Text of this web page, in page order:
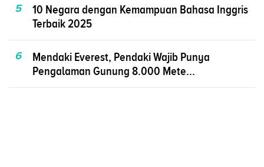
5
10 Negara dengan Kemampuan Bahasa Inggris
Terbaik 2025
6
Mendaki Everest, Pendaki Wajib Punya
Pengalaman Gunung 8.000 Mete...